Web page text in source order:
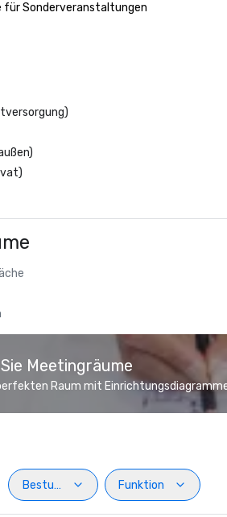
Sonderveranstaltungen
Meetingräume
Raum mit
Bestuhlung
Funktion